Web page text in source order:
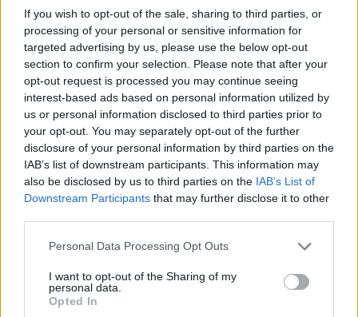
If you wish to opt-out of the sale, sharing to third parties, or
processing of your personal or sensitive information for
targeted advertising by us, please use the below opt-out
section to confirm your selection. Please note that after your
opt-out request is processed you may continue seeing
interest-based ads based on personal information utilized by
us or personal information disclosed to third parties prior to
your opt-out. You may separately opt-out of the further
disclosure of your personal information by third parties on the
IAB’s list of downstream participants. This information may
also be disclosed by us to third parties on the IAB’s List of
Downstream Participants that may further disclose it to other
Please note that this website/app uses one or more Google
not limited to your visit or usage behaviour. You may click to
grant or deny consent to Google and its third-party tags to
use your data for below specified purposes in below Google
Personal Data Processing Opt Outs
I want to opt-out of the Sharing of my
personal data.
Opted In
ezek is viszonylag nagy eséllyel kapcsolatgyilkos
mondatok.
charivari 13 Arctic Monkeys dal, ami élőben jobb, mint lemezen
2018.08.10 00:04:58
A VOLT közönsége már láthatta az Arctic Monkeyst
fellép Alex Turner és zenekara. De mitől is olyan jó ez? Mert ez a
zenekar élőben nagyon adja, és pont olyan dolog, amire egy
fesztiválzárásnak szüksége van az EDM DJ-k helyett. Ezek
mellett…..